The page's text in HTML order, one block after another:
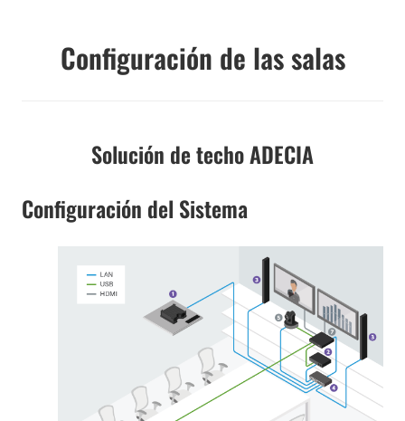
Configuración de las salas
Solución de techo ADECIA
Configuración del Sistema